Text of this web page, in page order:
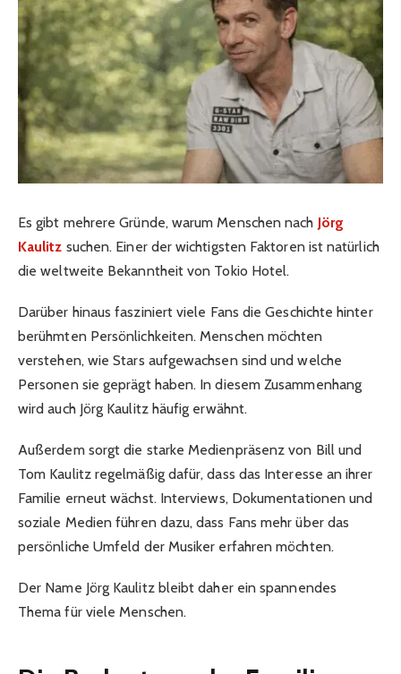
Es gibt mehrere Gründe, warum Menschen nach Jörg
Kaulitz suchen. Einer der wichtigsten Faktoren ist natürlich
die weltweite Bekanntheit von Tokio Hotel.
Darüber hinaus fasziniert viele Fans die Geschichte hinter
berühmten Persönlichkeiten. Menschen möchten
verstehen, wie Stars aufgewachsen sind und welche
Personen sie geprägt haben. In diesem Zusammenhang
wird auch Jörg Kaulitz häufig erwähnt.
Außerdem sorgt die starke Medienpräsenz von Bill und
Tom Kaulitz regelmäßig dafür, dass das Interesse an ihrer
Familie erneut wächst. Interviews, Dokumentationen und
soziale Medien führen dazu, dass Fans mehr über das
persönliche Umfeld der Musiker erfahren möchten.
Der Name Jörg Kaulitz bleibt daher ein spannendes
Thema für viele Menschen.